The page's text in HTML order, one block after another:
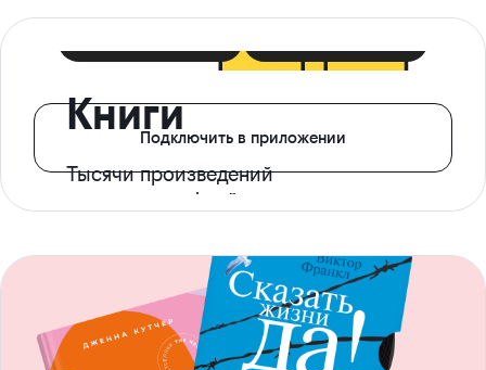
Книги
Тысячи произведений
с доступом офлайн
Подключить в приложении